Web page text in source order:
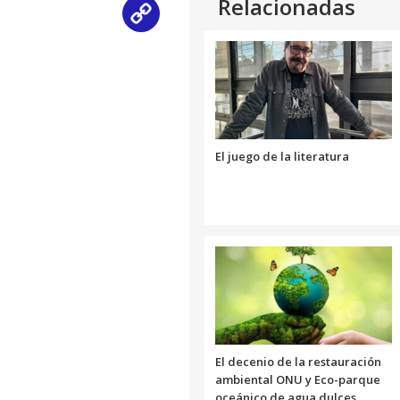
Relacionadas
El juego de la literatura
El decenio de la restauración
ambiental ONU y Eco-parque